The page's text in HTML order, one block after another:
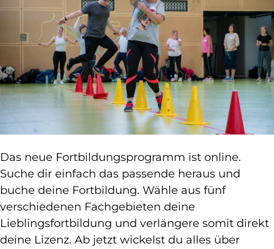
Das neue Fortbildungsprogramm ist online.
Suche dir einfach das passende heraus und
buche deine Fortbildung. Wähle aus fünf
verschiedenen Fachgebieten deine
Lieblingsfortbildung und verlängere somit direkt
deine Lizenz. Ab jetzt wickelst du alles über